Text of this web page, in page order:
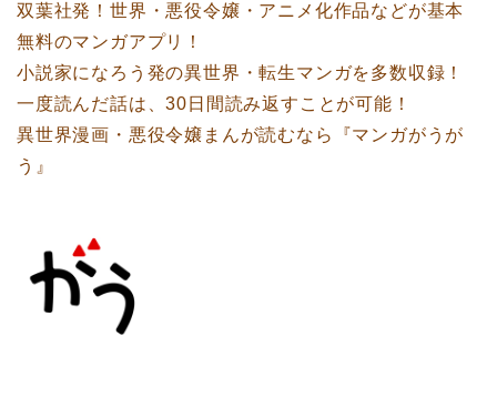
双葉社発！世界・悪役令嬢・アニメ化作品などが基本
無料のマンガアプリ！
小説家になろう発の異世界・転生マンガを多数収録！
一度読んだ話は、30日間読み返すことが可能！
異世界漫画・悪役令嬢まんが読むなら『マンガがうが
う』